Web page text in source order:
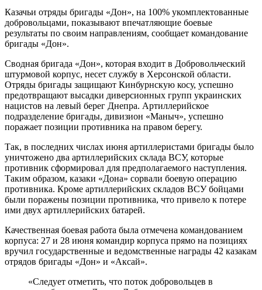
Казачьи отряды бригады «Дон», на 100% укомплектованные
добровольцами, показывают впечатляющие боевые
результаты по своим направлениям, сообщает командование
бригады «Дон».
Сводная бригада «Дон», которая входит в Добровольческий
штурмовой корпус, несет службу в Херсонской области.
Отряды бригады защищают Кинбурнскую косу, успешно
предотвращают высадки диверсионных групп украинских
нацистов на левый берег Днепра. Артиллерийское
подразделение бригады, дивизион «Маныч», успешно
поражает позиции противника на правом берегу.
Так, в последних числах июня артиллеристами бригады было
уничтожено два артиллерийских склада ВСУ, которые
противник сформировал для предполагаемого наступления.
Таким образом, казаки «Дона» сорвали боевую операцию
противника. Кроме артиллерийских складов ВСУ бойцами
были поражены позиции противника, что привело к потере
ими двух артиллерийских батарей.
Качественная боевая работа была отмечена командованием
корпуса: 27 и 28 июня командир корпуса прямо на позициях
вручил государственные и ведомственные награды 42 казакам
отрядов бригады «Дон» и «Аксай».
«Следует отметить, что поток добровольцев в